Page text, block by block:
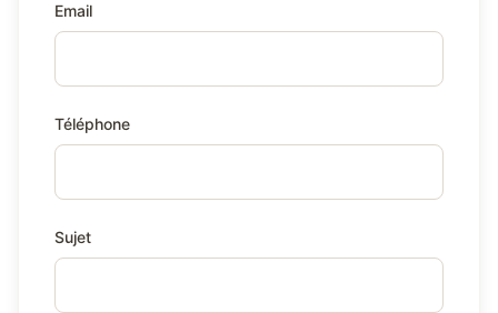
Email
Téléphone
Sujet